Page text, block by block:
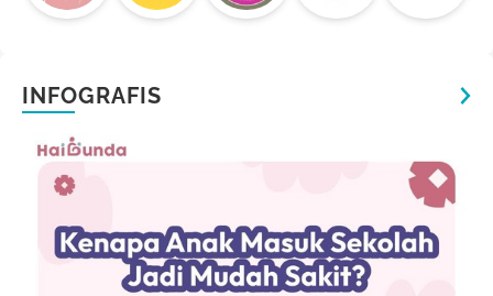
INFOGRAFIS